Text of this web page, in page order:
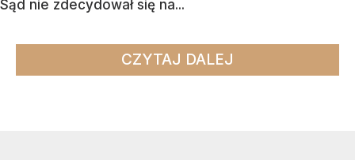
Sąd nie zdecydował się na...
CZYTAJ DALEJ